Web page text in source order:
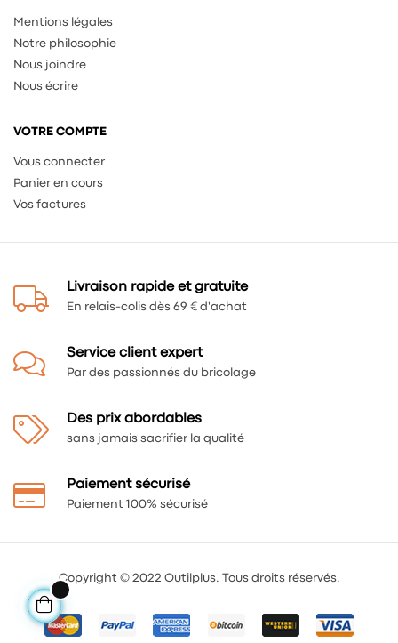
Mentions légales
Notre philosophie
Nous joindre
Nous écrire
VOTRE COMPTE
Vous connecter
Panier en cours
Vos factures
Livraison rapide et gratuite
En relais-colis dès 69 € d'achat
Service client expert
Par des passionnés du bricolage
Des prix abordables
sans jamais sacrifier la qualité
Paiement sécurisé
Paiement 100% sécurisé
Copyright © 2022 Outilplus. Tous droits réservés.